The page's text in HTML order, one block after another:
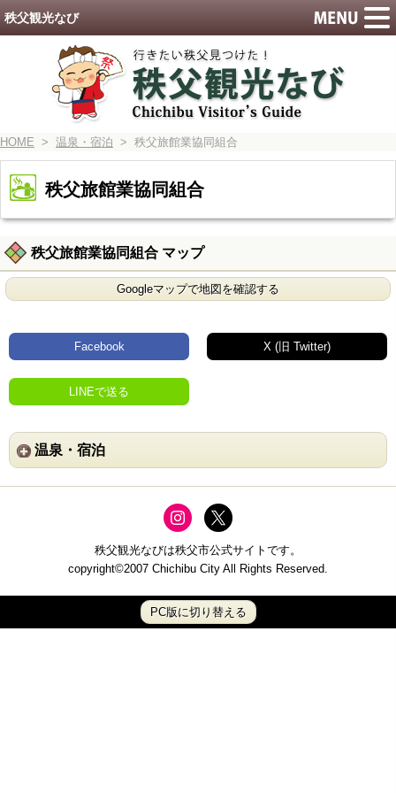
HOME > 温泉・宿泊 > 秩父旅館業協同組合
秩父旅館業協同組合
秩父旅館業協同組合 マップ
Googleマップで地図を確認する
Facebook X (旧 Twitter)
LINEで送る
温泉・宿泊
秩父観光なびは秩父市公式サイトです。
copyright©2007 Chichibu City All Rights Reserved.
秩父観光なび
PC版に切り替える